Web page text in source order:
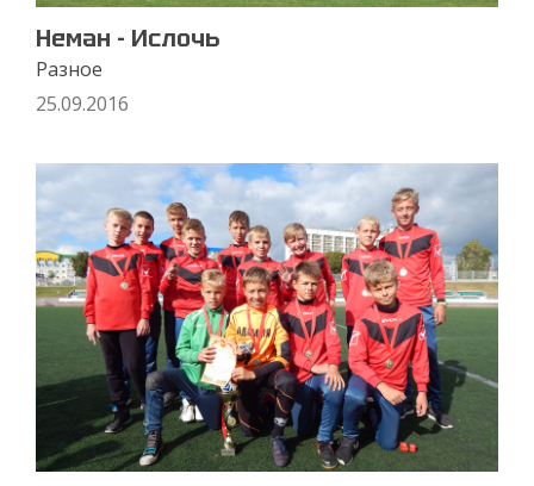
Неман - Ислочь
Разное
25.09.2016